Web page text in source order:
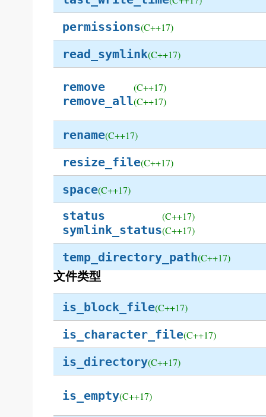
permissions(C++17)
read_symlink(C++17)
remove
remove_all
(C++17)
(C++17)
rename(C++17)
resize_file(C++17)
space(C++17)
status
symlink_status
(C++17)
(C++17)
temp_directory_path(C++17)
文件类型
is_block_file(C++17)
is_character_file(C++17)
is_directory(C++17)
is_empty(C++17)